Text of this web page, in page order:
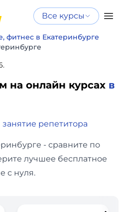
Все курсы
фитнес в Екатеринбурге
на онлайн курсах в
занятие репетитора
- сравните по
лучшее бесплатное
с нуля.
и ИИ
по нейросетям